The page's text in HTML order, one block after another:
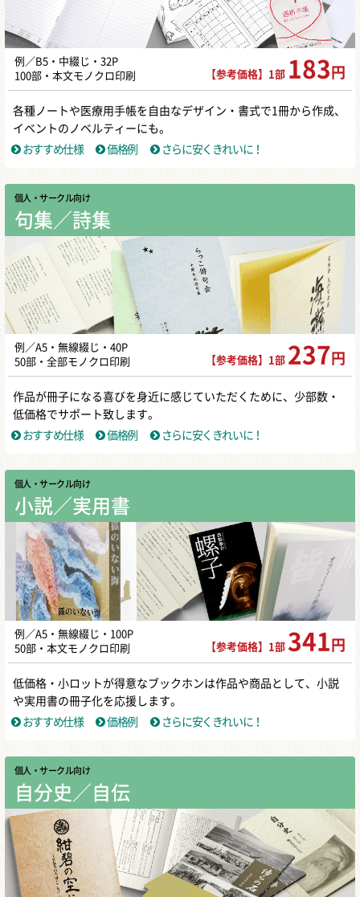
例／B5・中綴じ・32P
100部・本文モノクロ印刷
【参考価格】1部 183 円
各種ノートや医療用手帳を自由なデザイン・書式で1冊から作成、
イベントのノベルティーにも。
おすすめ仕様
価格例 さらに安くきれいに！
個人・サークル向け
句集／詩集
例／A5・無線綴じ・40P
50部・全部モノクロ印刷
【参考価格】1部 237 円
作品が冊子になる喜びを身近に感じていただくために、少部数・
低価格でサポート致します。
おすすめ仕様
価格例 さらに安くきれいに！
個人・サークル向け
小説／実用書
例／A5・無線綴じ・100P
50部・本文モノクロ印刷
【参考価格】1部 341 円
低価格・小ロットが得意なブックホンは作品や商品として、小説
や実用書の冊子化を応援します。
おすすめ仕様
価格例 さらに安くきれいに！
個人・サークル向け
自分史／自伝